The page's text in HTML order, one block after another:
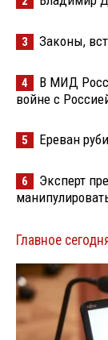
3 Законы,
4
В МИД
войне с
5 Ереван
6
Эксперт
Главное